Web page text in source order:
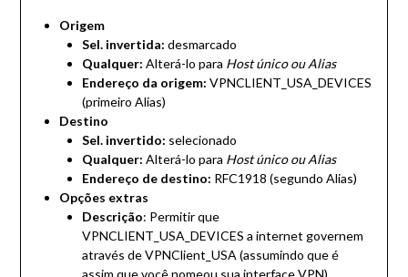
Origem
Sel. invertida: desmarcado
Qualquer: Alterá-lo para Host único ou Alias
Endereço da origem: VPNCLIENT_USA_DEVICES
(primeiro Alias)
Destino
Sel. invertido: selecionado
Qualquer: Alterá-lo para Host único ou Alias
Endereço de destino: RFC1918 (segundo Alias)
Opções extras
Descrição: Permitir que
VPNCLIENT_USA_DEVICES a internet governem
através de VPNClient_USA (assumindo que é
assim que você nomeou sua interface VPN)